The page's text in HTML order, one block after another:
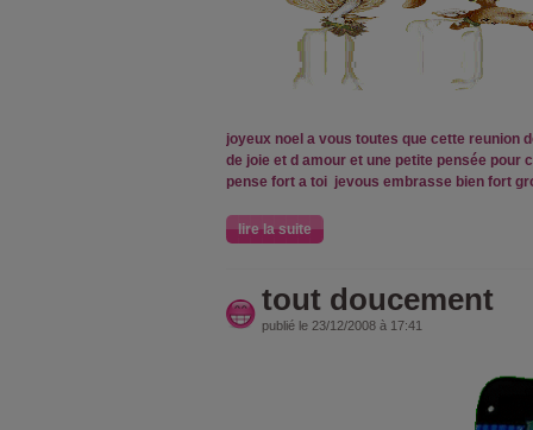
joyeux noel a vous toutes que cette reunion
de joie et d amour et une petite pensée pour
pense fort a toi jevous embrasse bien fort
lire la suite
tout doucement
publié le 23/12/2008 à 17:41